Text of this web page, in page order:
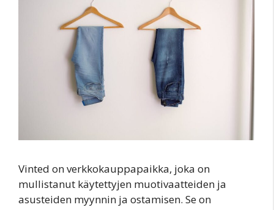
Vinted on verkkokauppapaikka, joka on
mullistanut käytettyjen muotivaatteiden ja
asusteiden myynnin ja ostamisen. Se on